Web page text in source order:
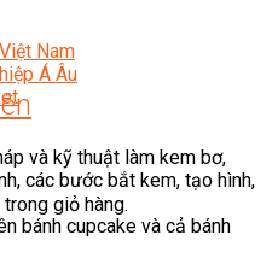
Nam
Á Âu
giỏ hàng.
và kỹ thuật làm kem bơ,
các bước bắt kem, tạo hình,
bánh cupcake và cả bánh